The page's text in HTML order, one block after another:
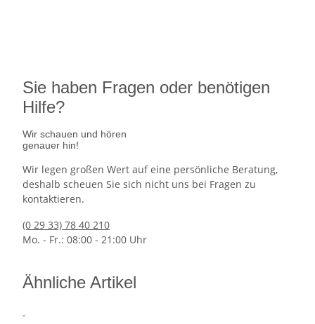
Sie haben Fragen oder benötigen
Hilfe?
Wir schauen und hören
genauer hin!
Wir legen großen Wert auf eine persönliche Beratung,
deshalb scheuen Sie sich nicht uns bei Fragen zu
kontaktieren.
(0 29 33) 78 40 210
Mo. - Fr.: 08:00 - 21:00 Uhr
Ähnliche Artikel